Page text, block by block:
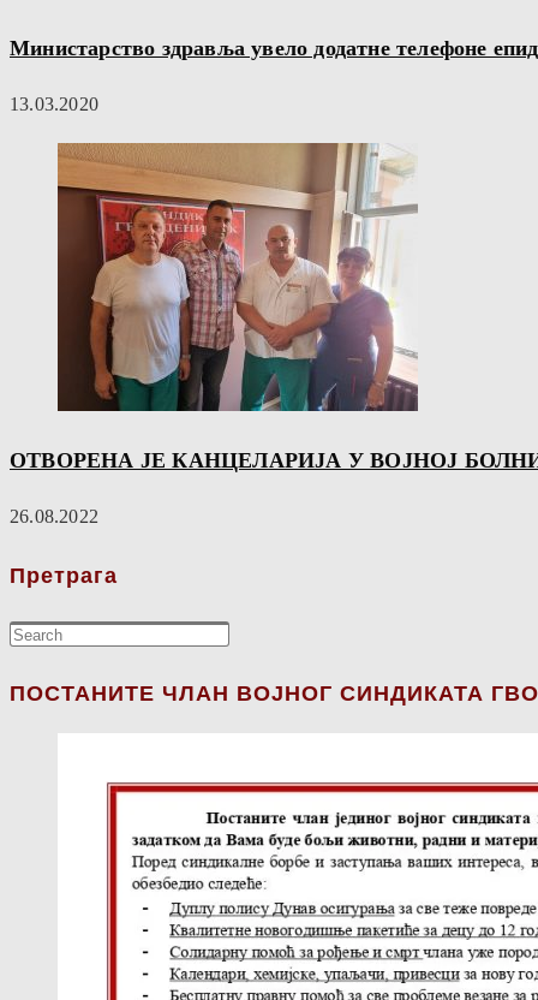
Министарство здравља увело додатне телефоне
13.03.2020
ОТВОРЕНА ЈЕ КАНЦЕЛАРИЈА У ВОЈНОЈ
26.08.2022
Претрага
ПОСТАНИТЕ ЧЛАН ВОЈНОГ СИНДИКАТА